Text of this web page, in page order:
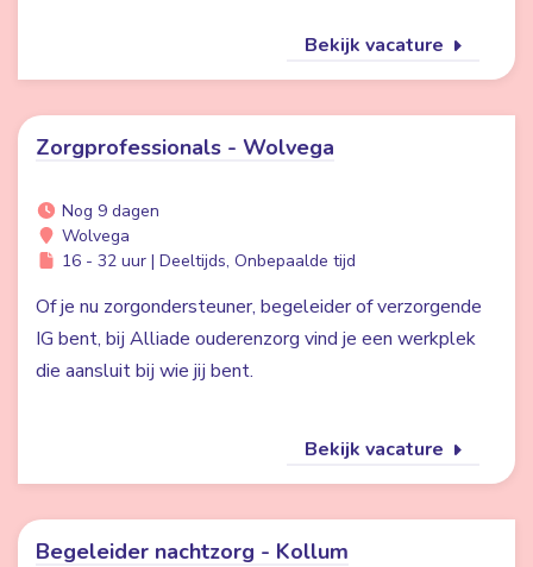
Bekijk vacature
Zorgprofessionals - Wolvega
Nog 9 dagen
Wolvega
16 - 32 uur | Deeltijds, Onbepaalde tijd
Of je nu zorgondersteuner, begeleider of verzorgende
IG bent, bij Alliade ouderenzorg vind je een werkplek
die aansluit bij wie jij bent.
Bekijk vacature
Begeleider nachtzorg - Kollum